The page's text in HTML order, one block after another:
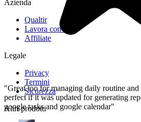
Azienda
Qualtir
Lavora con noi
Affiliate
Legale
Privacy
Termini
Sicurezza
Altri prodotti